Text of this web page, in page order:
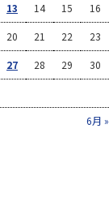
6月 »
13 14 15 16
20 21 22 23
27 28 29 30